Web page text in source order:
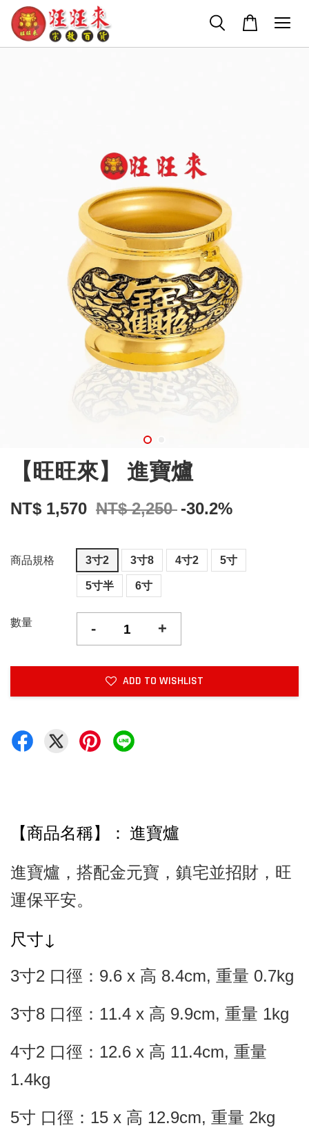
【旺旺來】 進寶爐
NT$ 1,570 NT$ 2,250 -30.2%
商品規格 3寸2 3寸8 4寸2 5寸
5寸半 6寸
數量 - +
ADD TO WISHLIST
【商品名稱】： 進寶爐
進寶爐，搭配金元寶，鎮宅並招財，旺
運保平安。
尺寸↓
3寸2 口徑：9.6 x 高 8.4cm, 重量 0.7kg
3寸8 口徑：11.4 x 高 9.9cm, 重量 1kg
4寸2 口徑：12.6 x 高 11.4cm, 重量
1.4kg
5寸 口徑：15 x 高 12.9cm, 重量 2kg